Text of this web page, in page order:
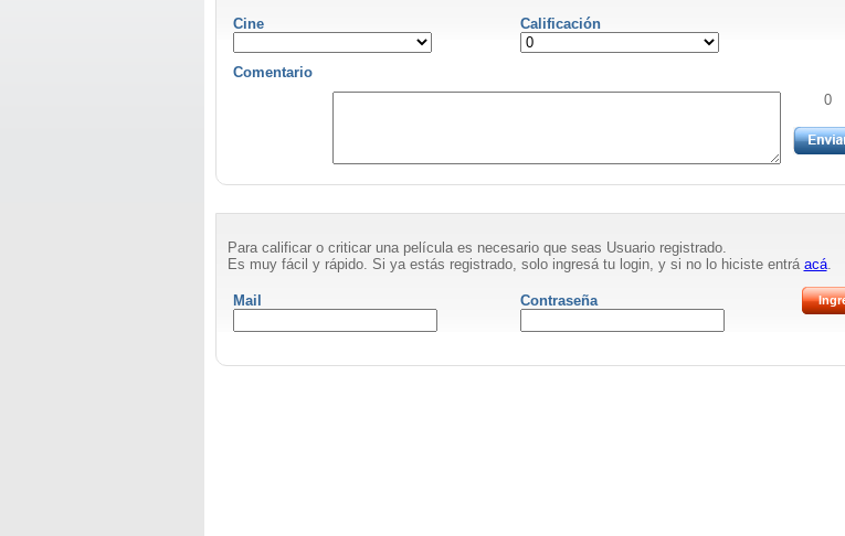
Cine Calificación
Comentario
0
Para calificar o criticar una película es necesario que seas Usuario registrado.
Es muy fácil y rápido. Si ya estás registrado, solo ingresá tu login, y si no lo hiciste entrá acá.
Mail Contraseña